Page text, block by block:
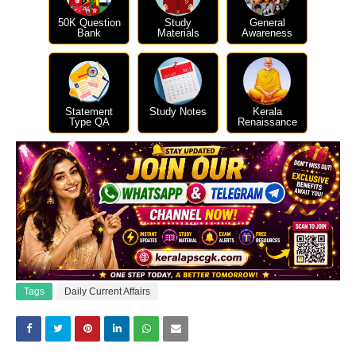
50K Question
Bank
Study
Materials
General
Awareness
Statement
Type QA
Study Notes
Kerala
Renaissance
Tags Daily Current Affairs